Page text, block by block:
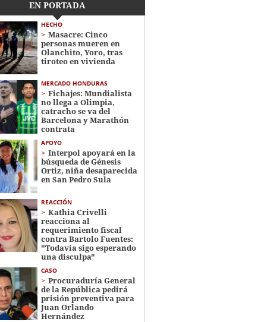
EN PORTADA
HECHO
Masacre: Cinco
personas mueren en
Olanchito, Yoro, tras
tiroteo en vivienda
MERCADO HONDURAS
Fichajes: Mundialista
no llega a Olimpia,
catracho se va del
Barcelona y Marathón
contrata
APOYO
Interpol apoyará en la
búsqueda de Génesis
Ortiz, niña desaparecida
en San Pedro Sula
REACCIÓN
Kathia Crivelli
reacciona al
requerimiento fiscal
contra Bartolo Fuentes:
"Todavía sigo esperando
una disculpa"
CASO
Procuraduría General
de la República pedirá
prisión preventiva para
Juan Orlando
Hernández